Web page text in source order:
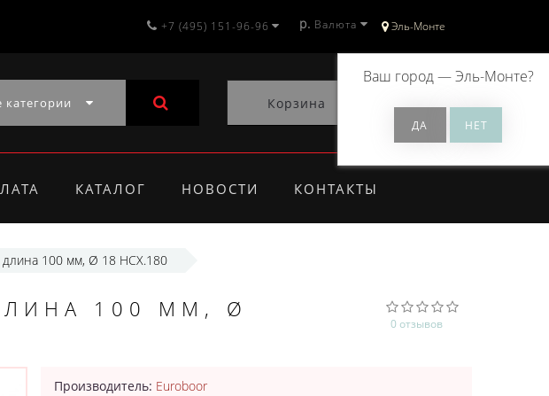
Эль-Монте
Ваш город —Эль-Монте?
+7 (495) 151-96-96 р. Валюта
категории Корзина 0
КАТАЛОГ НОВОСТИ КОНТАКТЫ
100 мм, Ø 18 HCX.180
100 ММ, Ø
0 отзывов
Производитель: Euroboor